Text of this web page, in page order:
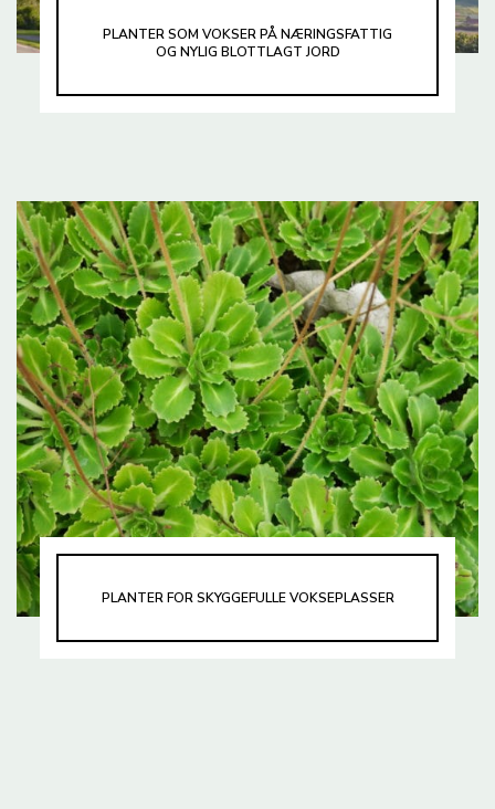
PLANTER SOM VOKSER PÅ NÆRINGSFATTIG
OG NYLIG BLOTTLAGT JORD
PLANTER FOR SKYGGEFULLE VOKSEPLASSER